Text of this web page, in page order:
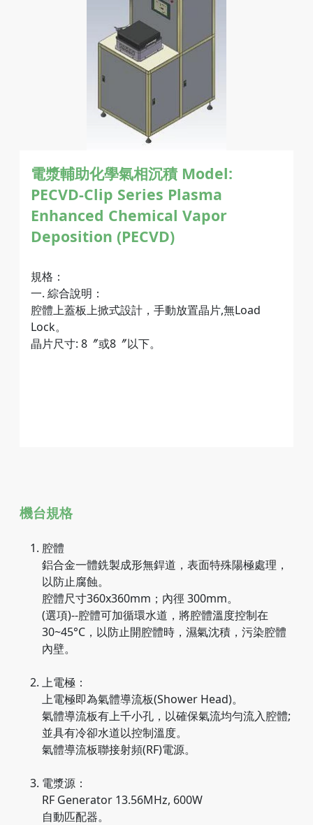
電漿輔助化學氣相沉積 Model:
PECVD-Clip Series Plasma
Enhanced Chemical Vapor
Deposition (PECVD)
規格：
一. 綜合說明：
腔體上蓋板上掀式設計，手動放置晶片,無Load
Lock。
晶片尺寸: 8〞或8〞以下。
機台規格
腔體
鋁合金一體銑製成形無銲道，表面特殊陽極處理，
以防止腐蝕。
腔體尺寸360x360mm；內徑 300mm。
(選項)--腔體可加循環水道，將腔體溫度控制在
30~45°C，以防止開腔體時，濕氣沈積，污染腔體
內壁。
上電極：
上電極即為氣體導流板(Shower Head)。
氣體導流板有上千小孔，以確保氣流均勻流入腔體;
並具有冷卻水道以控制溫度。
氣體導流板聯接射頻(RF)電源。
電漿源：
RF Generator 13.56MHz, 600W
自動匹配器。